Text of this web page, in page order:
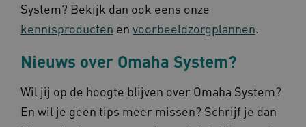
System? Bekijk dan ook eens onze
kennisproducten en voorbeeldzorgplannen.
Nieuws over Omaha System?
Wil jij op de hoogte blijven over Omaha System?
En wil je geen tips meer missen? Schrijf je dan
Microsoft
Corporation
.www.omahasystem.nl